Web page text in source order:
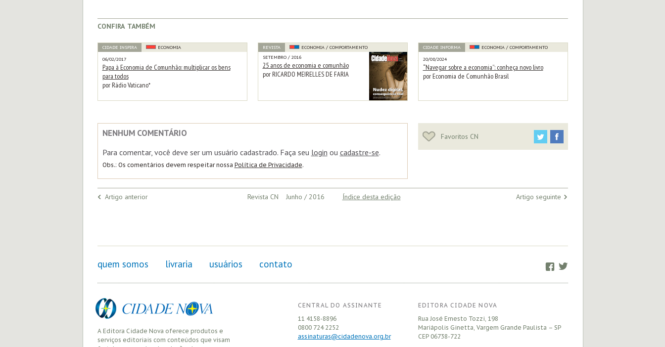
confira também
CIDADE INSPIRA ECONOMIA
06/02/2017
Papa à Economia de Comunhão: multiplicar os bens
para todos
por Rádio Vaticano*
REVISTA
ECONOMIA / COMPORTAMENTO
SETEMBRO / 2016
25 anos de economia e comunhão
por RICARDO MEIRELLES DE FARIA
CIDADE INFORMA ECONOMIA / COMPORTAMENTO
20/08/2024
“Navegar sobre a economia”: conheça novo livro
por Economia de Comunhão Brasil
NENHUM COMENTÁRIO
Para comentar, você deve ser um usuário cadastrado. Faça seu login ou cadastre-se.
Obs.: Os comentários devem respeitar nossa Política de Privacidade.
Favoritos CN
Artigo anterior Revista CN Junho / 2016 Índice desta edição Artigo seguinte
quem somos livraria usuários contato Facebook
Twitter
A Editora Cidade Nova oferece produtos e
serviços editoriais com conteúdos que visam
CENTRAL DO ASSINANTE
11 4158-8896
0800 724 2252
assinaturas@cidadenova.org.br
EDITORA CIDADE NOVA
Rua José Ernesto Tozzi, 198
Mariápolis Ginetta, Vargem Grande Paulista – SP
CEP06738-722